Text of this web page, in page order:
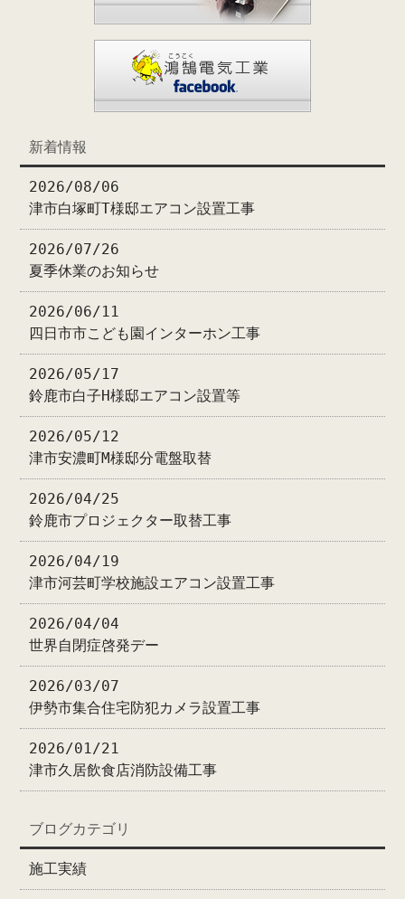
新着情報
2026/08/06
津市白塚町T様邸エアコン設置工事
2026/07/26
夏季休業のお知らせ
2026/06/11
四日市市こども園インターホン工事
2026/05/17
鈴鹿市白子H様邸エアコン設置等
2026/05/12
津市安濃町M様邸分電盤取替
2026/04/25
鈴鹿市プロジェクター取替工事
2026/04/19
津市河芸町学校施設エアコン設置工事
2026/04/04
世界自閉症啓発デー
2026/03/07
伊勢市集合住宅防犯カメラ設置工事
2026/01/21
津市久居飲食店消防設備工事
ブログカテゴリ
施工実績